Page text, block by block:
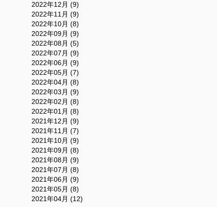
2022年12月 (9)
2022年11月 (9)
2022年10月 (8)
2022年09月 (9)
2022年08月 (5)
2022年07月 (9)
2022年06月 (9)
2022年05月 (7)
2022年04月 (8)
2022年03月 (9)
2022年02月 (8)
2022年01月 (8)
2021年12月 (9)
2021年11月 (7)
2021年10月 (9)
2021年09月 (8)
2021年08月 (9)
2021年07月 (8)
2021年06月 (9)
2021年05月 (8)
2021年04月 (12)